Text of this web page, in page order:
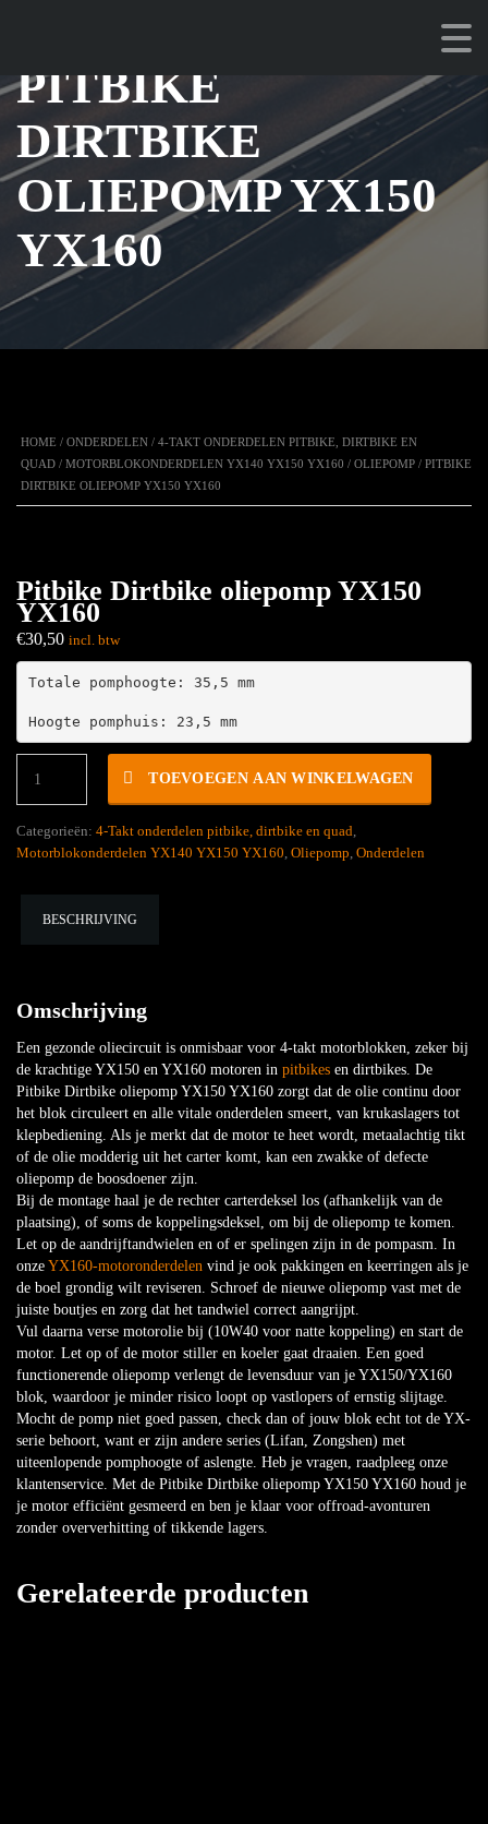
PITBIKE
DIRTBIKE
OLIEPOMP YX150
YX160
HOME / ONDERDELEN / 4-TAKT ONDERDELEN PITBIKE, DIRTBIKE EN
QUAD / MOTORBLOKONDERDELEN YX140 YX150 YX160 / OLIEPOMP / PITBIKE
DIRTBIKE OLIEPOMP YX150 YX160
Pitbike Dirtbike oliepomp YX150
YX160
€30,50 incl. btw
Totale pomphoogte: 35,5 mm
Hoogte pomphuis: 23,5 mm
Dirtbike
oliepomp
YX150
YX160
TOEVOEGEN AAN WINKELWAGEN
Categorieën: 4-Takt onderdelen pitbike, dirtbike en quad,
Motorblokonderdelen YX140 YX150 YX160, Oliepomp, Onderdelen
BESCHRIJVING
Omschrijving
Een gezonde oliecircuit is onmisbaar voor 4-takt motorblokken, zeker bij
de krachtige YX150 en YX160 motoren in pitbikes en dirtbikes. De
Pitbike Dirtbike oliepomp YX150 YX160 zorgt dat de olie continu door
het blok circuleert en alle vitale onderdelen smeert, van krukaslagers tot
klepbediening. Als je merkt dat de motor te heet wordt, metaalachtig tikt
of de olie modderig uit het carter komt, kan een zwakke of defecte
oliepomp de boosdoener zijn.
Bij de montage haal je de rechter carterdeksel los (afhankelijk van de
plaatsing), of soms de koppelingsdeksel, om bij de oliepomp te komen.
Let op de aandrijftandwielen en of er spelingen zijn in de pompasm. In
onze YX160-motoronderdelen vind je ook pakkingen en keerringen als je
de boel grondig wilt reviseren. Schroef de nieuwe oliepomp vast met de
juiste boutjes en zorg dat het tandwiel correct aangrijpt.
Vul daarna verse motorolie bij (10W40 voor natte koppeling) en start de
motor. Let op of de motor stiller en koeler gaat draaien. Een goed
functionerende oliepomp verlengt de levensduur van je YX150/YX160
blok, waardoor je minder risico loopt op vastlopers of ernstig slijtage.
Mocht de pomp niet goed passen, check dan of jouw blok echt tot de YX-
serie behoort, want er zijn andere series (Lifan, Zongshen) met
uiteenlopende pomphoogte of aslengte. Heb je vragen, raadpleeg onze
klantenservice. Met de Pitbike Dirtbike oliepomp YX150 YX160 houd je
je motor efficiënt gesmeerd en ben je klaar voor offroad-avonturen
zonder oververhitting of tikkende lagers.
Gerelateerde producten